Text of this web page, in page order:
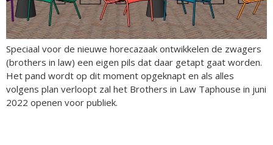
Speciaal voor de nieuwe horecazaak ontwikkelen de zwagers
(brothers in law) een eigen pils dat daar getapt gaat worden.
Het pand wordt op dit moment opgeknapt en als alles
volgens plan verloopt zal het Brothers in Law Taphouse in juni
2022 openen voor publiek.